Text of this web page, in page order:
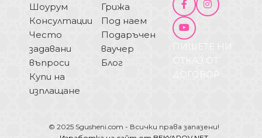
Шоурум
Консултации
Често
задавани
въпроси
Купи на
изплащане
Грижа
Под наем
Подаръчен
ваучер
Блог
© 2025 Sgusheni.com - Всички права запазени!